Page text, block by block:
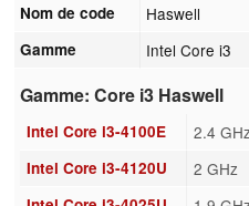
Nom de code Haswell
Gamme Intel Core i3
Gamme: Core i3 Haswell
Intel Core i3-4100E 2.4 GHz
Intel Core i3-4120U 2 GHz